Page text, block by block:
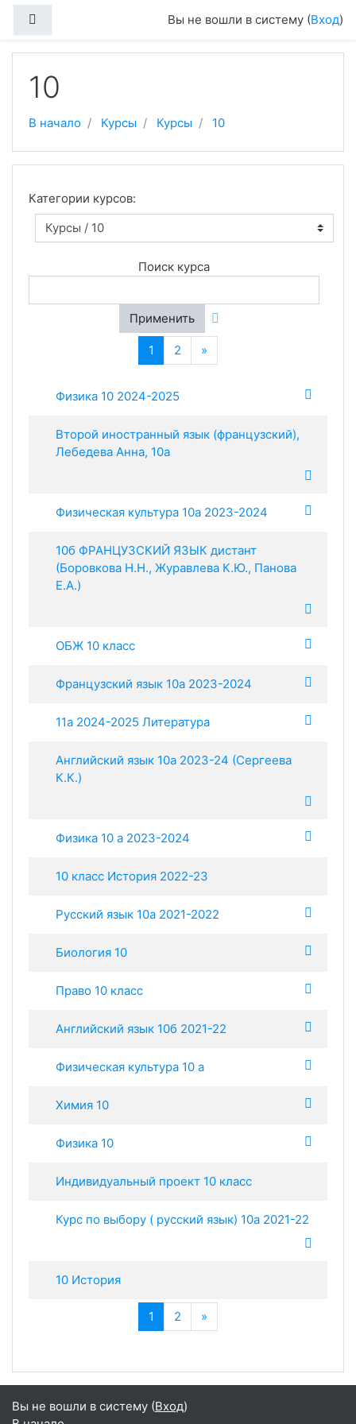
Вы не вошли в систему (Вход)
10
В начало Курсы Курсы 10
Категории курсов:
Поиск курса
Применить
1 (текущая)
2 »
Физика 10 2024-2025
Второй иностранный язык (французский),
Лебедева Анна, 10а
Физическая культура 10а 2023-2024
10б ФРАНЦУЗСКИЙ ЯЗЫК дистант
(Боровкова Н.Н., Журавлева К.Ю., Панова
Е.А.)
ОБЖ 10 класс
Французский язык 10а 2023-2024
11а 2024-2025 Литература
Английский язык 10а 2023-24 (Сергеева
К.К.)
Физика 10 а 2023-2024
10 класс История 2022-23
Русский язык 10а 2021-2022
Биология 10
Право 10 класс
Английский язык 10б 2021-22
Физическая культура 10 а
Химия 10
Физика 10
Индивидуальный проект 10 класс
Курс по выбору ( русский язык) 10а 2021-22
10 История
1 (текущая)
2 »
Вы не вошли в систему (Вход)